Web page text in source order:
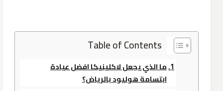
Table of Contents
ما الذي يجعل لاكلينيكا افضل عيادة
ابتسامة هوليود بالرياض؟